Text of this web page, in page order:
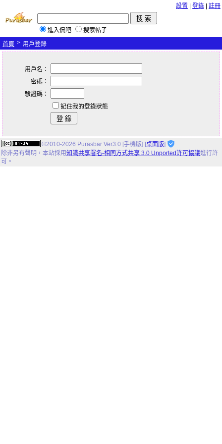
設置 登錄 註冊
進入侃吧
搜索帖子
首頁 > 用戶登錄
用戶名：
密碼：
驗證碼：
記住我的登錄狀態
©2010-2026 Purasbar Ver3.0 [手機版] [桌面版]
除非另有聲明， 本站採用知識共享署名-相同方式共享 3.0 Unported許可協議進行許
可。